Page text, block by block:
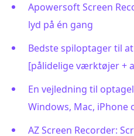
Apowersoft Screen
lyd på én gang
Bedste spiloptager til
[pålidelige værktøjer +
En vejledning til
Windows, Mac, iPhone
AZ Screen Recorder: